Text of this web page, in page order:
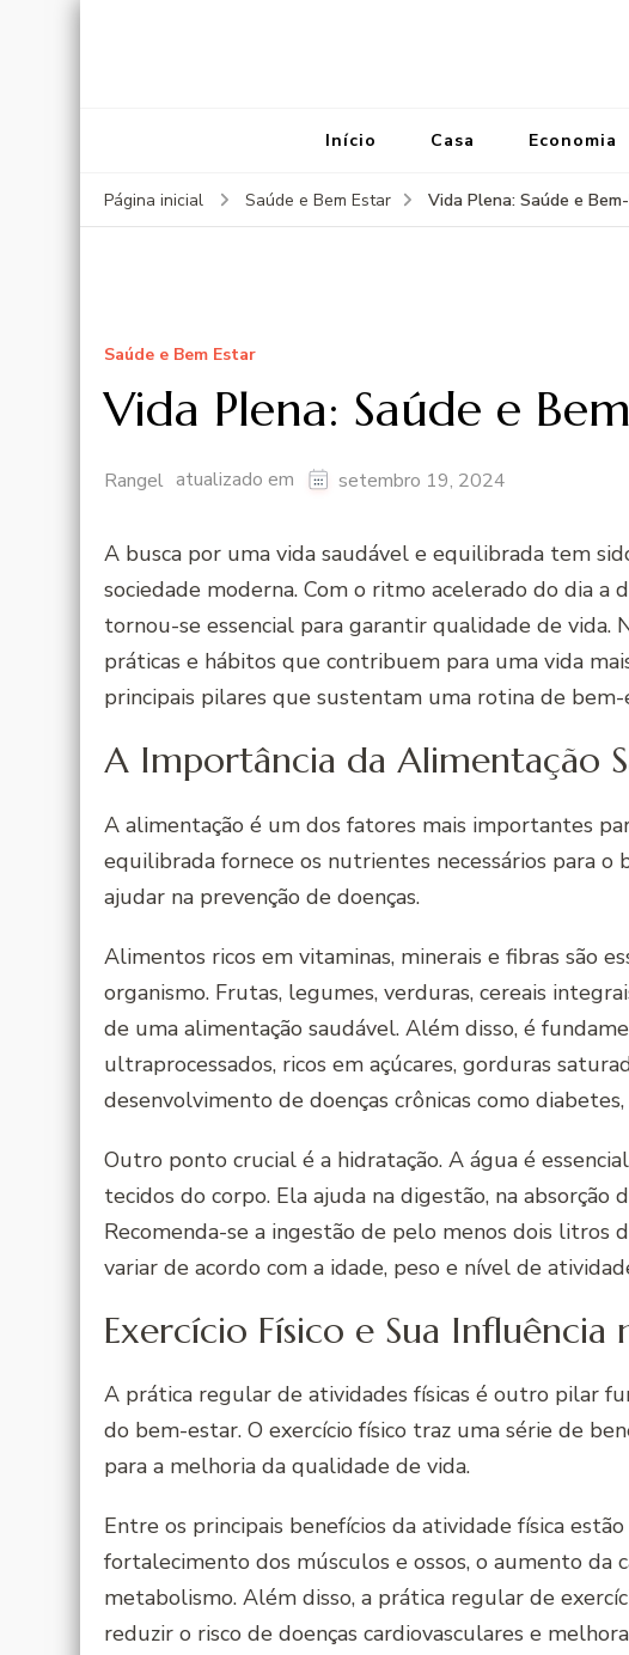
Início Casa Economia
Página inicial Saúde e Bem Estar Vida Plena: Saúde e
Saúde e Bem Estar
Vida Plena: Saúde e
Rangel atualizado em setembro 19, 2024
A busca por uma vida saudável e equilibrada tem
sociedade moderna. Com o ritmo acelerado do dia a
tornou-se essencial para garantir qualidade de vida.
práticas e hábitos que contribuem para uma vida
principais pilares que sustentam uma rotina de bem-
A Importância da Alimentação
A alimentação é um dos fatores mais importantes
equilibrada fornece os nutrientes necessários para
ajudar na prevenção de doenças.
Alimentos ricos em vitaminas, minerais e fibras são
organismo. Frutas, legumes, verduras, cereais
de uma alimentação saudável. Além disso, é
ultraprocessados, ricos em açúcares, gorduras
desenvolvimento de doenças crônicas como
Outro ponto crucial é a hidratação. A água é
tecidos do corpo. Ela ajuda na digestão, na
Recomenda-se a ingestão de pelo menos dois litros
variar de acordo com a idade, peso e nível de
Exercício Físico e Sua Influência
A prática regular de atividades físicas é outro pilar
do bem-estar. O exercício físico traz uma série de
para a melhoria da qualidade de vida.
Entre os principais benefícios da atividade física
fortalecimento dos músculos e ossos, o aumento da
metabolismo. Além disso, a prática regular de
reduzir o risco de doenças cardiovasculares e